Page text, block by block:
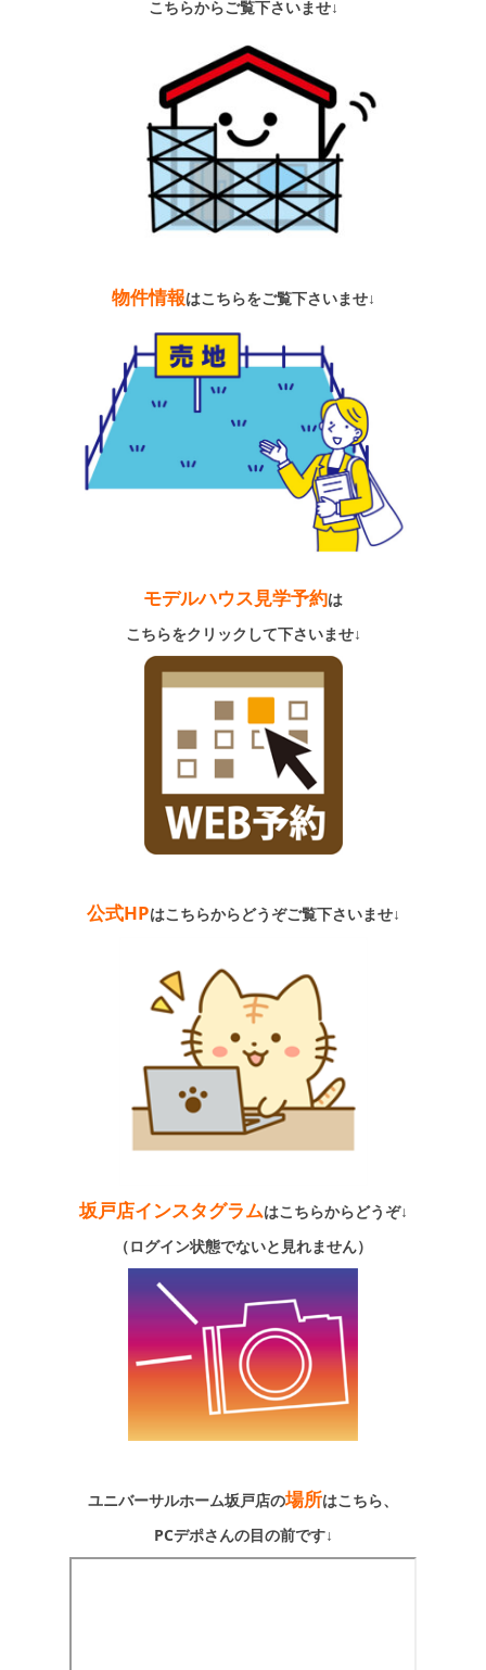
こちらからご覧下さいませ↓
物件情報はこちらをご覧下さいませ↓
モデルハウス見学予約は
こちらをクリックして下さいませ↓
公式HPはこちらからどうぞご覧下さいませ↓
坂戸店インスタグラムはこちらからどうぞ↓
（ログイン状態でないと見れません）
ユニバーサルホーム坂戸店の場所はこちら、
PCデポさんの目の前です↓